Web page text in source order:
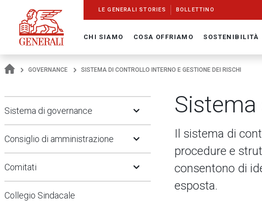
Navigate On Generali.com
shortcut to press release
shortcut to financial figures
shortcut to financial calendar
shortcut to Generali stock
shortcut to career
go to HomePage
go to search
go to map
go to Italian version
go to English version
Main content LE GENERALI STORIES BOLLETTINO
CHI SIAMO COSA OFFRIAMO SOSTENIBILITÀ
GOVERNANCE SISTEMA DI CONTROLLO INTERNO E GESTIONE DEI RISCHI
Sistema di governance Open Submenu
Consiglio di amministrazione Open Submenu
Comitati Open Submenu
Collegio Sindacale
Il sistema di
procedure e
consentono di
esposta.